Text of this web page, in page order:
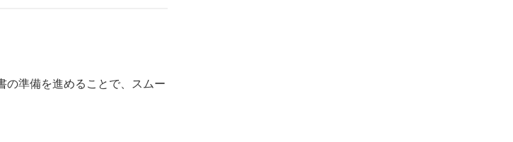
の準備を進めることで、スムー